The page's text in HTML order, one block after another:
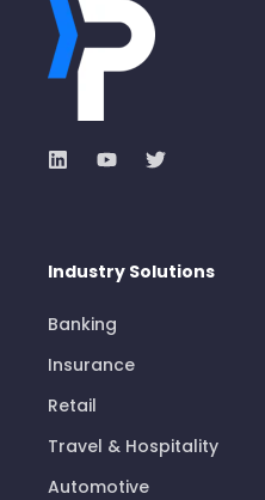
Industry Solutions
Banking
Insurance
Retail
Travel & Hospitality
Automotive